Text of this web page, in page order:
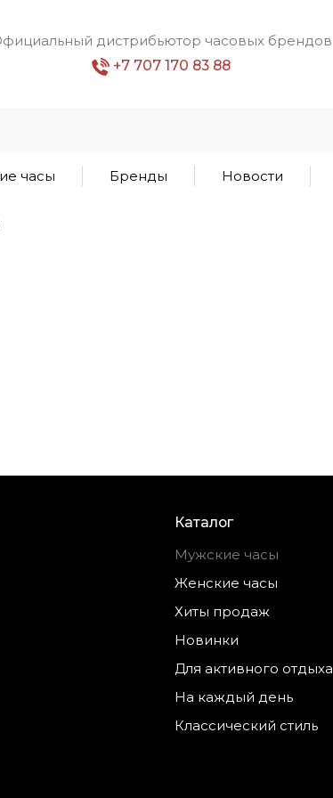
дистрибьютор часовых брендов
+7 707 170 83 88
часы Бренды Новости
Каталог
Мужские часы
Женские часы
Хиты продаж
Новинки
Для активного отдыха
На каждый день
Классический стиль